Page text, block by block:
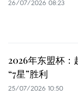
26/07/2026 08:23
2026年东盟杯
“7星”胜利
25/07/2026 10:50